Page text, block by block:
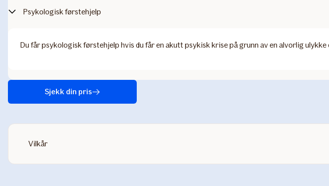
Psykologisk førstehjelp
Du får psykologisk førstehjelp hvis du får en akutt psykisk krise på grunn av en alvorlig
Sjekk din pris
Vilkår